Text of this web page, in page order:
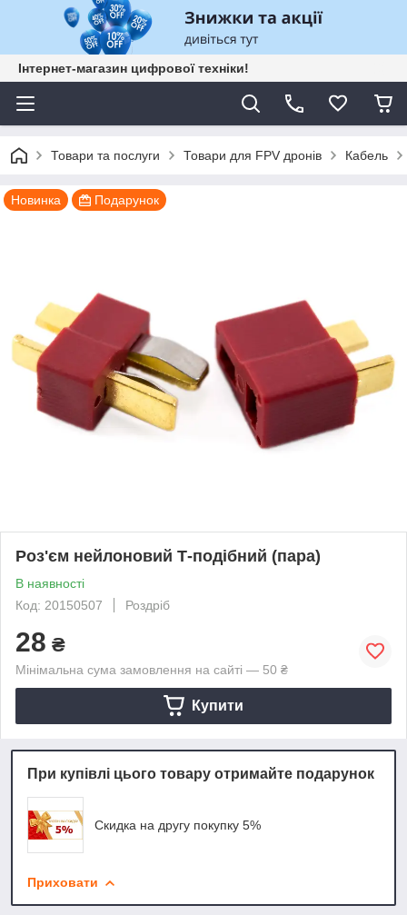
Інтернет-магазин цифрової техніки!
Товари та послуги Товари для FPV дронів Кабель
Новинка Подарунок
Роз'єм нейлоновий Т-подібний (пара)
В наявності
Код: 20150507
Роздріб
28 ₴
Мінімальна сума замовлення на сайті — 50 ₴
Купити
При купівлі цього товару отримайте подарунок
Скидка на другу покупку 5%
Приховати